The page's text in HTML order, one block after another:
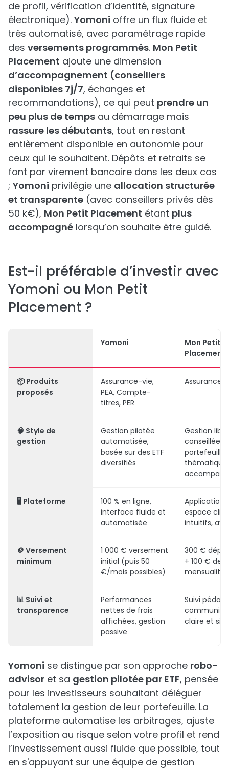
de profil, vérification d’identité, signature
électronique). Yomoni offre un flux fluide et
très automatisé, avec paramétrage rapide
des versements programmés. Mon Petit
Placement ajoute une dimension
d’accompagnement (conseillers
disponibles 7j/7, échanges et
recommandations), ce qui peut prendre un
peu plus de temps au démarrage mais
rassure les débutants, tout en restant
entièrement disponible en autonomie pour
ceux qui le souhaitent. Dépôts et retraits se
font par virement bancaire dans les deux cas
; Yomoni privilégie une allocation structurée
et transparente (avec conseillers privés dès
50 k€), Mon Petit Placement étant plus
accompagné lorsqu’on souhaite être guidé.
Est-il préférable d’investir avec
Yomoni ou Mon Petit
Placement ?
Yomoni
Mon Petit
Placement
📦Produits
proposés
Assurance-vie,
PEA, Compte-
titres, PER
Assurance-
🧠 Style de
gestion
Gestion pilotée
automatisée,
basée sur des ETF
diversifiés
Gestion libre
conseillée
portefeuilles
🖥️ Plateforme
100 % en ligne,
interface fluide et
automatisée
Application
espace
intuitifs,
🪙 Versement
minimum
1 000 € versement
initial (puis 50
€/mois possibles)
300 €
+ 100 € de
mensualité
📊 Suivi et
transparence
Performances
nettes de frais
affichées, gestion
passive
Suivi
claire et
Yomoni se distingue par son approche robo-
advisor et sa gestion pilotée par ETF, pensée
pour les investisseurs souhaitant déléguer
totalement la gestion de leur portefeuille. La
plateforme automatise les arbitrages, ajuste
l’exposition au risque selon votre profil et rend
l’investissement aussi fluide que possible, tout
en s'appuyant sur une équipe de gestion